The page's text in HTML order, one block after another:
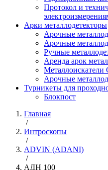
Протокол и
Арки металлодетекторы
Арочные
Арочные
Ручные
Аренда арок
Металлоискатели
Арочные
Турникеты для
Блокпост
Главная
/
Интроскопы
/
ADVIN (ADANI)
/
АДН 100